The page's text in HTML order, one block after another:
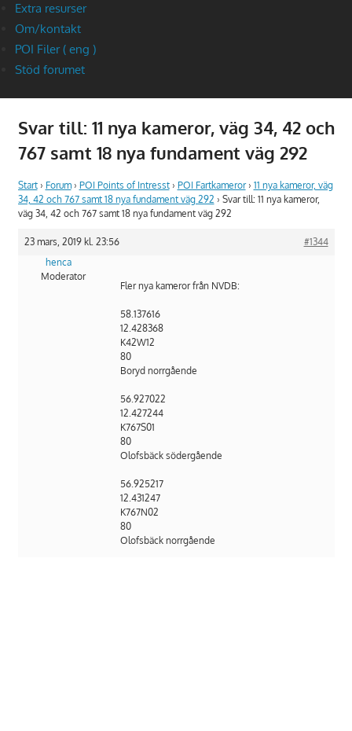
Extra resurser
Om/kontakt
POI Filer ( eng )
Stöd forumet
Svar till: 11 nya kameror, väg 34, 42 och
767 samt 18 nya fundament väg 292
Start › Forum › POI Points of Intresst › POI Fartkameror › 11 nya kameror, väg
34, 42 och 767 samt 18 nya fundament väg 292 › Svar till: 11 nya kameror,
väg 34, 42 och 767 samt 18 nya fundament väg 292
23 mars, 2019 kl. 23:56
#1344
henca
Moderator
Fler nya kameror från NVDB:
58.137616
12.428368
K42W12
80
Boryd norrgående
56.927022
12.427244
K767S01
80
Olofsbäck södergående
56.925217
12.431247
K767N02
80
Olofsbäck norrgående